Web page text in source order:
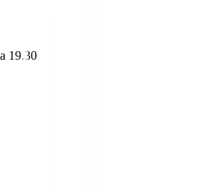
19.30